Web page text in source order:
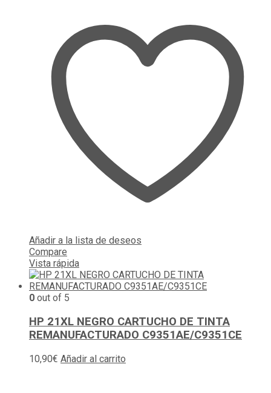
Añadir a la lista de deseos
Compare
Vista rápida
0 out of 5
HP 21XL NEGRO CARTUCHO DE TINTA
REMANUFACTURADO C9351AE/C9351CE
10,90€ Añadir al carrito